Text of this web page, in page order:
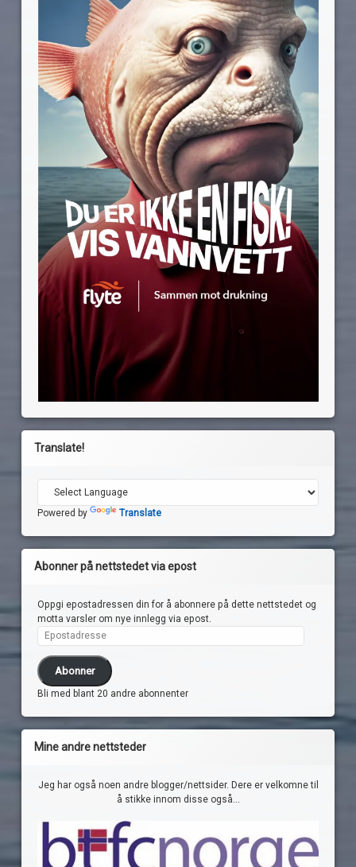
Translate!
Powered by Translate
Abonner på nettstedet via epost
Oppgi epostadressen din for å abonnere på dette nettstedet og
motta varsler om nye innlegg via epost.
Epostadresse
Abonner
Bli med blant 20 andre abonnenter
Mine andre nettsteder
Jeg har også noen andre blogger/nettsider. Dere er velkomne til
å stikke innom disse også...